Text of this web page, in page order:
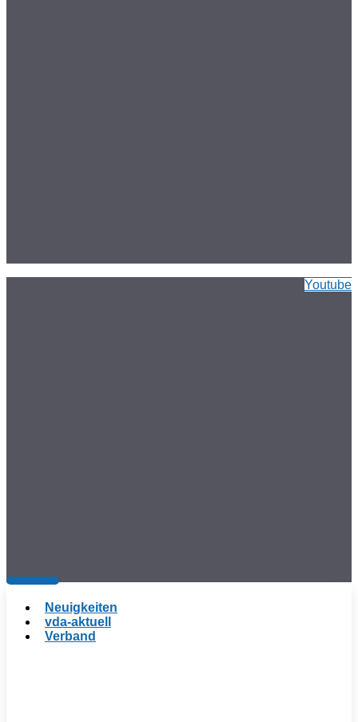
Youtube
Neuigkeiten
vda-aktuell
Verband